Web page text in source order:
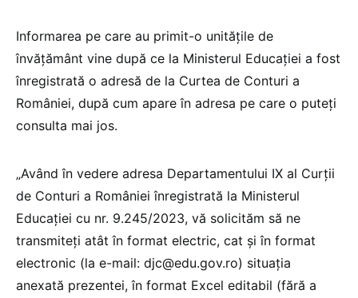
Informarea pe care au primit-o unitățile de
învățământ vine după ce la Ministerul Educației a fost
înregistrată o adresă de la Curtea de Conturi a
României, după cum apare în adresa pe care o puteți
consulta mai jos.
„Având în vedere adresa Departamentului IX al Curții
de Conturi a României înregistrată la Ministerul
Educației cu nr. 9.245/2023, vă solicităm să ne
transmiteți atât în format electric, cat și în format
electronic (la e-mail: djc@edu.gov.ro) situația
anexată prezentei, în format Excel editabil (fără a